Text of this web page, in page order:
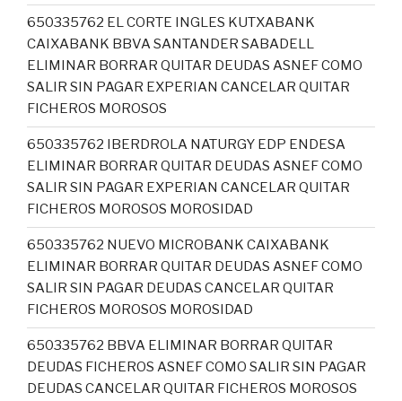
650335762 EL CORTE INGLES KUTXABANK
CAIXABANK BBVA SANTANDER SABADELL
ELIMINAR BORRAR QUITAR DEUDAS ASNEF COMO
SALIR SIN PAGAR EXPERIAN CANCELAR QUITAR
FICHEROS MOROSOS
650335762 IBERDROLA NATURGY EDP ENDESA
ELIMINAR BORRAR QUITAR DEUDAS ASNEF COMO
SALIR SIN PAGAR EXPERIAN CANCELAR QUITAR
FICHEROS MOROSOS MOROSIDAD
650335762 NUEVO MICROBANK CAIXABANK
ELIMINAR BORRAR QUITAR DEUDAS ASNEF COMO
SALIR SIN PAGAR DEUDAS CANCELAR QUITAR
FICHEROS MOROSOS MOROSIDAD
650335762 BBVA ELIMINAR BORRAR QUITAR
DEUDAS FICHEROS ASNEF COMO SALIR SIN PAGAR
DEUDAS CANCELAR QUITAR FICHEROS MOROSOS